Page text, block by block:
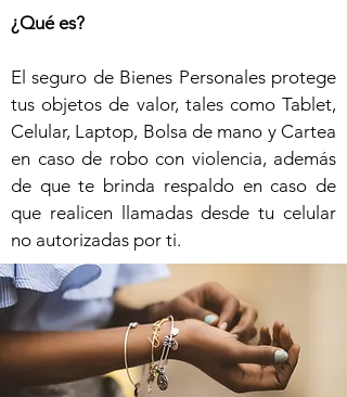
¿Qué es?
El seguro de Bienes Personales protege
tus objetos de valor, tales como Tablet,
Celular, Laptop, Bolsa de mano y Cartea
en caso de robo con violencia, además
de que te brinda respaldo en caso de
que realicen llamadas desde tu celular
no autorizadas por ti.